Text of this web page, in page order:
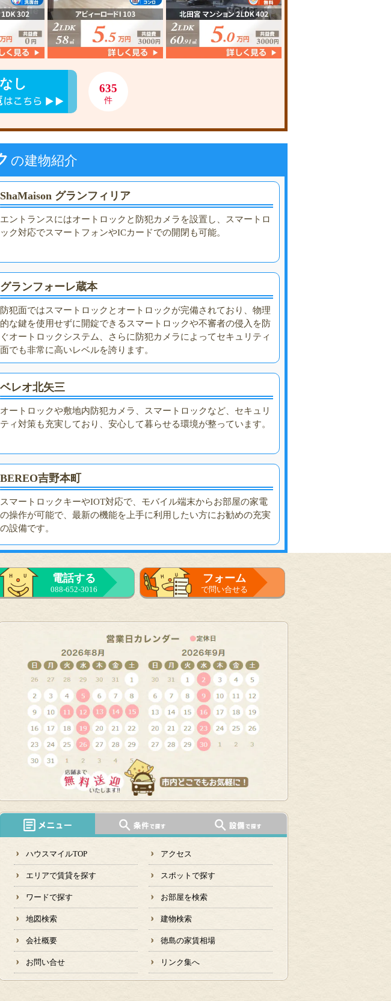
し 635
件
の建物紹介
ShaMaison グランフィリア
エントランスにはオートロックと防犯カメラを設置し、スマートロ
ック対応でスマートフォンやICカードでの開閉も可能。
グランフォーレ蔵本
防犯面ではスマートロックとオートロックが完備されており、物理
的な鍵を使用せずに開錠できるスマートロックや不審者の侵入を防
ぐオートロックシステム、さらに防犯カメラによってセキュリティ
面でも非常に高いレベルを誇ります。
ベレオ北矢三
オートロックや敷地内防犯カメラ、スマートロックなど、セキュリ
ティ対策も充実しており、安心して暮らせる環境が整っています。
BEREO吉野本町
スマートロックキーやIOT対応で、モバイル端末からお部屋の家電
の操作が可能で、最新の機能を上手に利用したい方にお勧めの充実
の設備です。
電話する
088-652-3016
フォーム
で問い合せる
ハウスマイルTOP アクセス
エリアで賃貸を探す スポットで探す
ワードで探す お部屋を検索
地図検索 建物検索
会社概要 徳島の家賃相場
お問い合せ リンク集へ